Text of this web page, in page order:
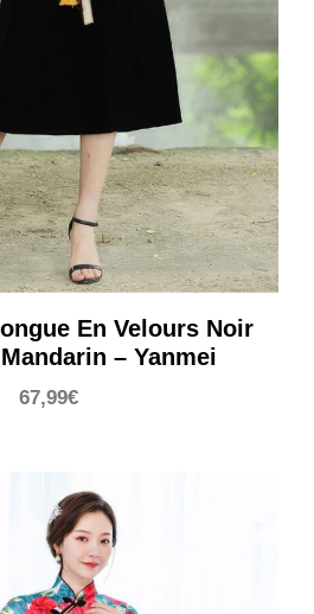
En Velours Noir
– Yanmei
67,99€